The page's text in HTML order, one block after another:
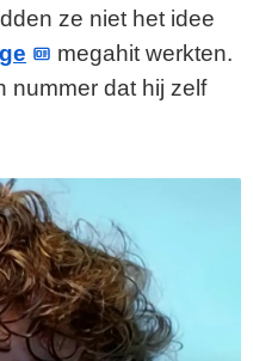
ze niet het idee
megahit werkten.
nummer dat hij zelf